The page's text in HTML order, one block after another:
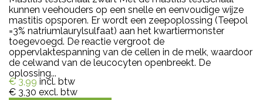
kunnen veehouders op een snelle en eenvoudige wijze
mastitis opsporen. Er wordt een zeepoplossing (Teepol
=3% natriumlaurylsulfaat) aan het kwartiermonster
toegevoegd. De reactie vergroot de
oppervlaktespanning van de cellen in de melk, waardoor
de celwand van de leucocyten openbreekt. De
oplossing...
€ 3,99 incl. btw
€ 3,30 excl. btw